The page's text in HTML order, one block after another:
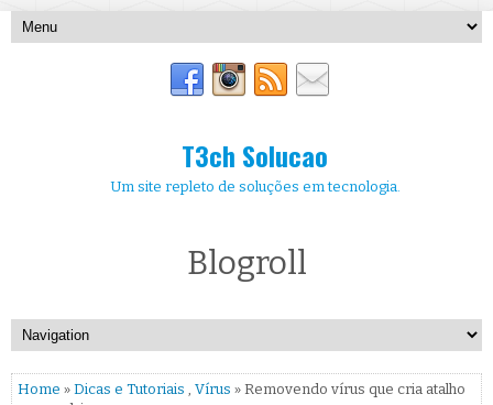
T3ch Solucao
Um site repleto de soluções em tecnologia.
Blogroll
Home » Dicas e Tutoriais Vírus » Removendo vírus que cria atalho